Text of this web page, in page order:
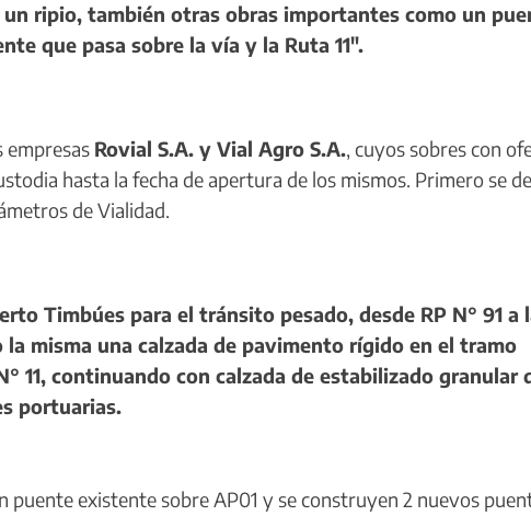
ripio, también otras obras importantes como un
que pasa sobre la vía y la Ruta 11".
empresas Rovial S.A. y Vial Agro S.A., cuyos sobres con
hasta la fecha de apertura de los mismos. Primero se
de Vialidad.
Timbúes para el tránsito pesado, desde RP N° 91 a
misma una calzada de pavimento rígido en el tramo
11, continuando con calzada de estabilizado granular
portuarias.
puente existente sobre AP01 y se construyen 2 nuevos